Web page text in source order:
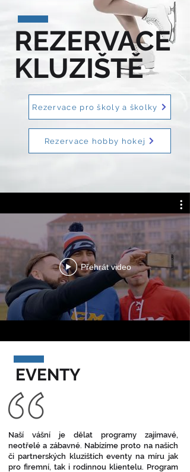
REZERVACE
KLUZIŠTĚ
Rezervace pro školy a školky
Rezervace hobby hokej
Přehrát video
EVENTY
Naší vášní je dělat programy zajímavé,
neotřelé a zábavné. Nabízíme proto na našich
či partnerských kluzištích eventy na míru jak
pro firemní, tak i rodinnou klientelu. Program